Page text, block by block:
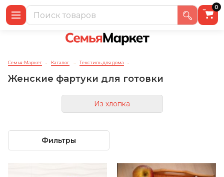
0
Семья-Маркет → Каталог → Текстиль для дома →
Женские фартуки для готовки
Из хлопка
Фильтры